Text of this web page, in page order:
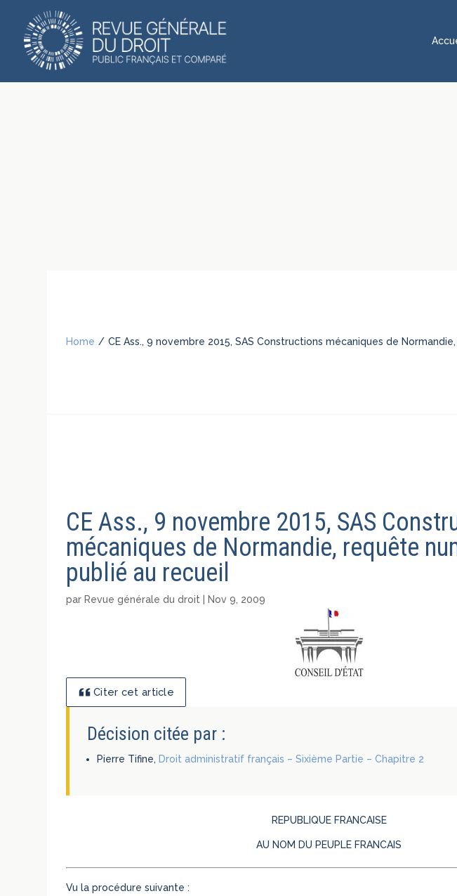
Home / CE Ass., 9 novembre 2015, SAS Constructions mécaniques de
CE Ass., 9 novembre 2015, SAS
mécaniques de Normandie, requête
publié au recueil
par Revue générale du droit Nov 9, 2009
Citer cet article
Décision citée par :
Pierre Tifine,Droit administratif français – Sixième Partie – Chapitre 2
REPUBLIQUE FRANCAISE
AU NOM DU PEUPLE FRANCAIS
Vu la procédure suivante :